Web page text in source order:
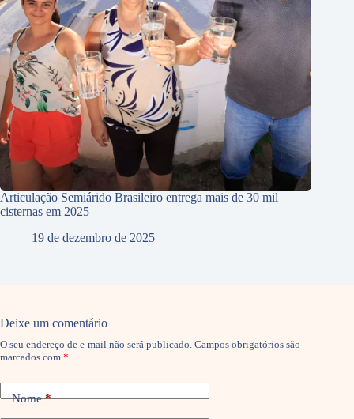
Articulação Semiárido Brasileiro entrega mais de 30 mil
cisternas em 2025
19 de dezembro de 2025
Deixe um comentário
O seu endereço de e-mail não será publicado. Campos obrigatórios são
marcados com *
Nome*